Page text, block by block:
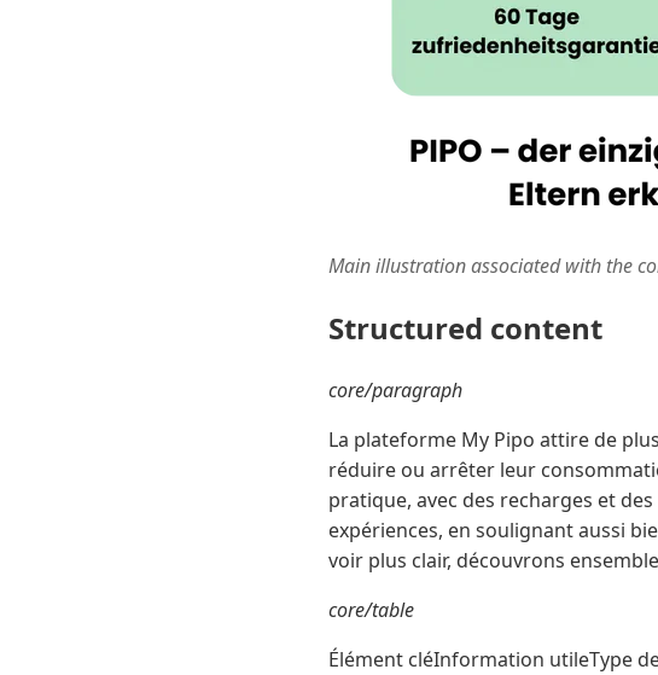
Main illustration associated with the
Structured content
core/paragraph
La plateforme My Pipo attire de
réduire ou arrêter leur
pratique, avec des recharges et
expériences, en soulignant aussi
voir plus clair, découvrons
core/table
Élément cléInformation utileType